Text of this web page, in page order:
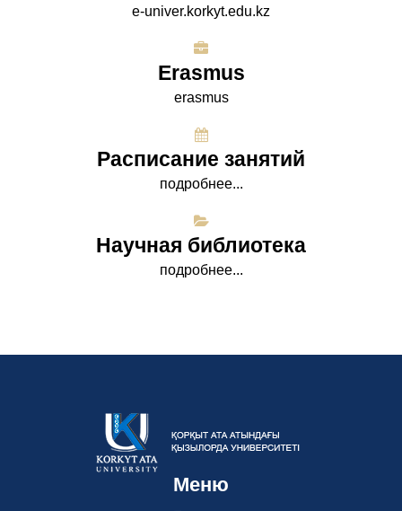
e-univer.korkyt.edu.kz
Erasmus
erasmus
Расписание занятий
подробнее...
Научная библиотека
подробнее...
Меню